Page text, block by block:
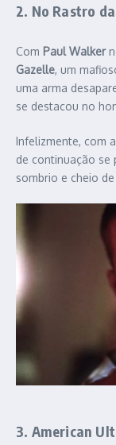
2. No Rastro
Com Paul Walker
Gazelle, um
uma arma
se destacou no
Infelizmente, com
de continuação se
sombrio e cheio
3. American